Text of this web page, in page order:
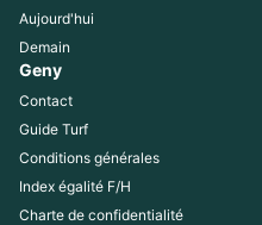
Aujourd'hui
Demain
Geny
Contact
Guide Turf
Conditions générales
Index égalité F/H
Charte de confidentialité